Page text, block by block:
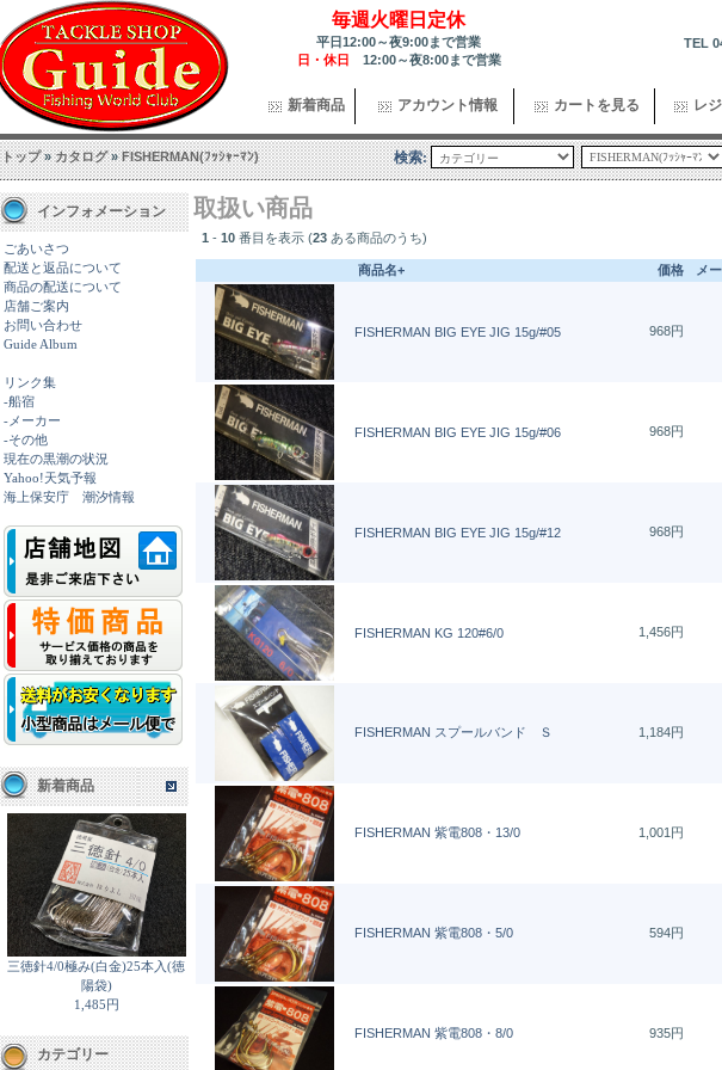
毎週火曜日定休
平日12:00～夜9:00まで営業
日・休日 12:00～夜8:00まで営業
TEL
新着商品 アカウント情報 カートを見る レ
トップ»カタログ»FISHERMAN(ﾌｯｼｬｰﾏﾝ) 検索:
インフォメーション
ごあいさつ
配送と返品について
商品の配送について
店舗ご案内
お問い合わせ
Guide Album
リンク集
-船宿
-メーカー
-その他
現在の黒潮の状況
Yahoo!天気予報
海上保安庁 潮汐情報
新着商品
三徳針4/0極み(白金)25本入(徳
陽袋)
1,485円
カテゴリー
取扱い商品
1 - 10 番目を表示 (23 ある商品のうち)
商品名+ 価格 メ
FISHERMAN BIG EYE JIG 15g/#05 968円
FISHERMAN BIG EYE JIG 15g/#06 968円
FISHERMAN BIG EYE JIG 15g/#12 968円
FISHERMAN KG 120#6/0 1,456円
FISHERMAN スプールバンド Ｓ 1,184円
FISHERMAN 紫電808・13/0 1,001円
FISHERMAN 紫電808・5/0 594円
FISHERMAN 紫電808・8/0 935円